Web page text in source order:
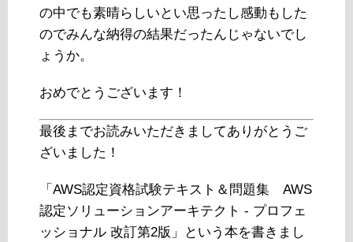
の中でも素晴らしいとい思ったし感動もした
のでみんな納得の結果だったんじゃないでし
ょうか。
おめでとうございます！
最後までお読みいただきましてありがとうご
ざいました！
「AWS認定資格試験テキスト＆問題集 AWS
認定ソリューションアーキテクト - プロフェ
ッショナル 改訂第2版」という本を書きまし